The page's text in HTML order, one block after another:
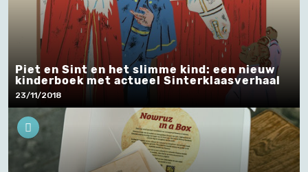
Piet en Sint en het slimme kind: een nieuw
kinderboek met actueel Sinterklaasverhaal
23/11/2018